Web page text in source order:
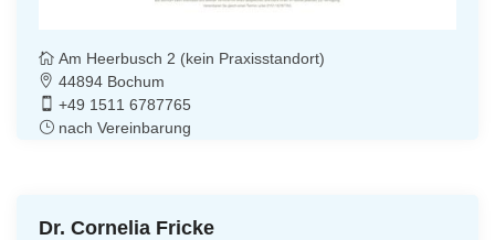
Am Heerbusch 2 (kein Praxisstandort)
44894 Bochum
+49 1511 6787765
nach Vereinbarung
Dr. Cornelia Fricke